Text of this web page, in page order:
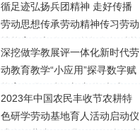
循足迹弘扬兵团精神 走好传播
劳动思想传承劳动精神传习劳动
劳育人学术交流第112期新疆石
河子站
深挖做学教展评一体化新时代劳
动教育教学“小应用”探寻数字赋
2023年中国农民丰收节农耕特
色研学劳动基地育人活动启动仪